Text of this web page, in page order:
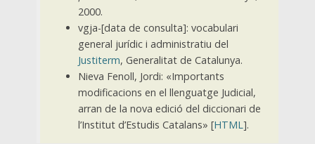
2000.
vgja-[data de consulta]: vocabulari
general jurídic i administratiu del
Justiterm, Generalitat de Catalunya.
Nieva Fenoll, Jordi: «Importants
modificacions en el llenguatge Judicial,
arran de la nova edició del diccionari de
l’Institut d’Estudis Catalans» [HTML].